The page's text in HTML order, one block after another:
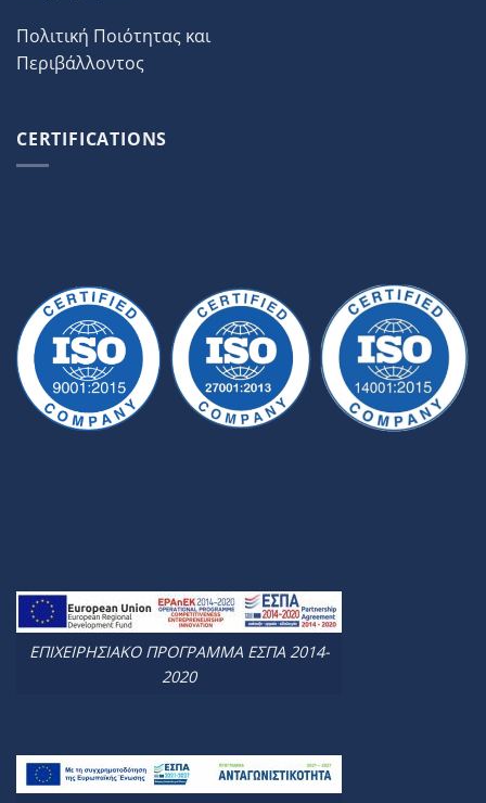
Πολιτική Ποιότητας και
Περιβάλλοντος
CERTIFICATIONS
ΕΠΙΧΕΙΡΗΣΙΑΚΟ ΠΡΟΓΡΑΜΜΑ ΕΣΠΑ 2014-
2020